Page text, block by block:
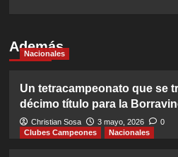
Además
Nacionales
Un tetracampeonato que se
décimo título para la
Christian Sosa 3 mayo, 2026
0
Clubes Campeones
Nacionales